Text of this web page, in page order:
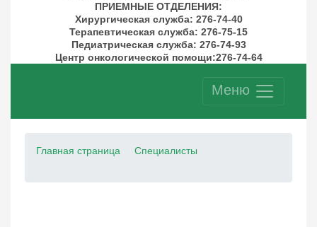
ПРИЕМНЫЕ ОТДЕЛЕНИЯ:
Хирургическая служба: 276-74-40
Терапевтическая служба: 276-75-15
Педиатрическая служба: 276-74-93
Центр онкологической помощи:276-74-64
Меню
Главная страница Специалисты